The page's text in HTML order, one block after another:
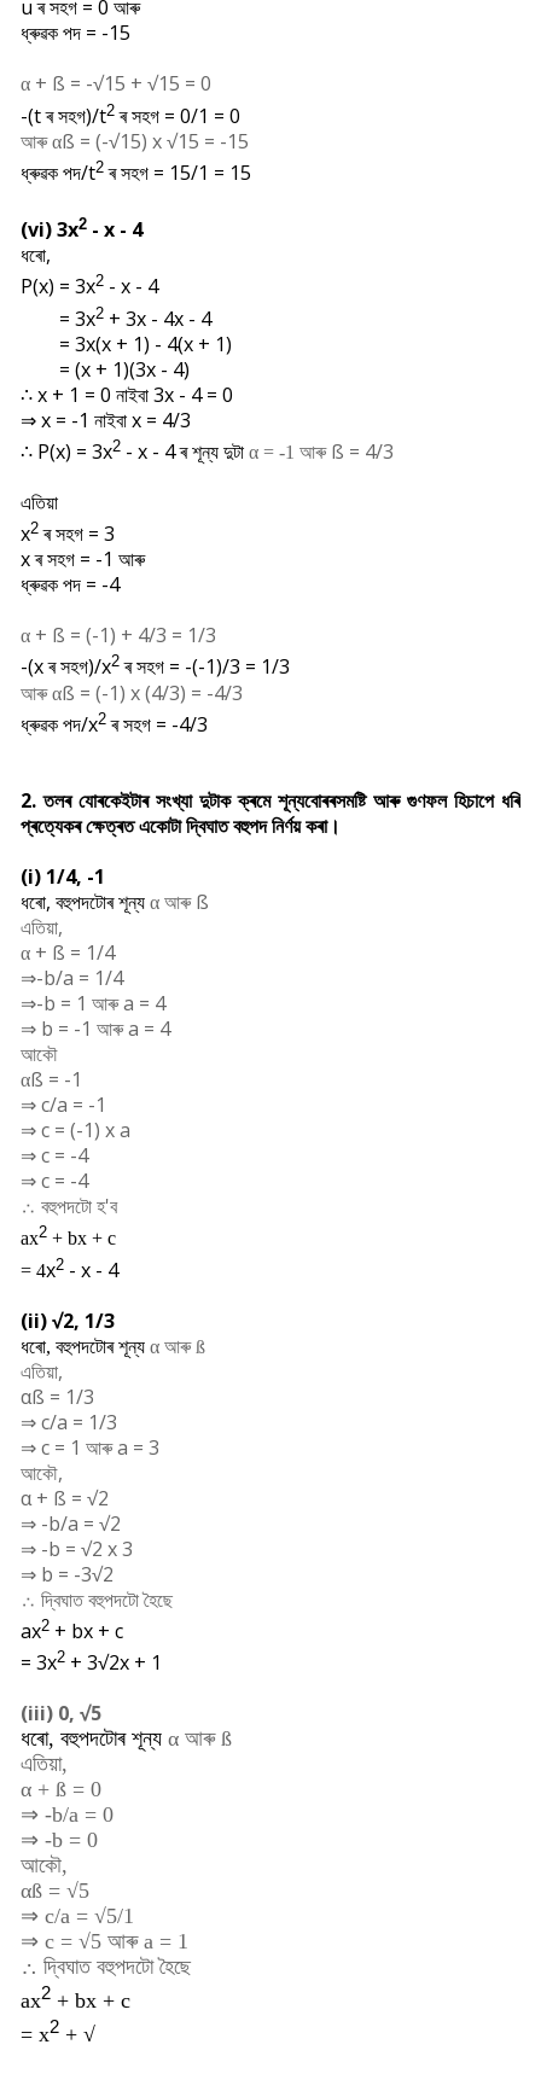
u ৰ সহগ = 0 আৰু
ধ্ৰুৱক পদ = -15
α + ß = -√15 + √15 = 0
-(t ৰ সহগ)/t2 ৰ সহগ = 0/1 = 0
আৰুαß = (-√15) x √15 = -15
ধ্ৰুৱক পদ/t2 ৰ সহগ = 15/1 = 15
(vi) 3x2 - x - 4
ধৰো,
P(x) = 3x2 - x - 4
= 3x2 + 3x - 4x - 4
= 3x(x + 1) - 4(x + 1)
= (x + 1)(3x - 4)
∴ x + 1 = 0 নাইবা 3x - 4 = 0
⇒ x = -1 নাইবা x = 4/3
∴ P(x) = 3x2 - x - 4 ৰ শূন্য দুটা α = -1 আৰুß = 4/3
এতিয়া
x2 ৰ সহগ = 3
x ৰ সহগ = -1 আৰু
ধ্ৰুৱক পদ = -4
α + ß = (-1) + 4/3 = 1/3
-(x ৰ সহগ)/x2 ৰ সহগ = -(-1)/3 = 1/3
আৰুαß = (-1) x (4/3) = -4/3
ধ্ৰুৱক পদ/x2 ৰ সহগ = -4/3
2. তলৰ যোৰকেইটাৰ সংখ্যা দুটাক ক্ৰমে শূন্যবোৰৰসমষ্টি আৰু গুণফল হিচাপে ধৰি
প্ৰত্যেকৰ ক্ষেত্ৰত একোটা দ্বিঘাত বহুপদ নিৰ্ণয় কৰা।
(i) 1/4, -1
ধৰো, বহুপদটোৰ শূন্য α আৰুß
এতিয়া,
α + ß = 1/4
⇒-b/a = 1/4
⇒-b = 1 আৰু a = 4
⇒ b = -1 আৰু a = 4
আকৌ
αß = -1
⇒ c/a = -1
⇒ c = (-1) x a
⇒ c = -4
⇒ c = -4
∴ বহুপদটো হ'ব
ax2 + bx + c
= 4x2 - x - 4
(ii) √2, 1/3
ধৰো, বহুপদটোৰ শূন্য α আৰু ß
এতিয়া,
αß = 1/3
⇒ c/a = 1/3
⇒ c = 1 আৰু a = 3
আকৌ,
α + ß = √2
⇒ -b/a = √2
⇒ -b = √2 x 3
⇒ b = -3√2
∴ দ্বিঘাত বহুপদটো হৈছে
ax2 + bx + c
= 3x2 + 3√2x + 1
(iii) 0, √5
ধৰো, বহুপদটোৰ শূন্য α আৰু ß
এতিয়া,
α + ß = 0
⇒ -b/a = 0
⇒ -b = 0
আকৌ,
αß = √5
⇒ c/a = √5/1
⇒ c = √5 আৰু a = 1
∴ দ্বিঘাত বহুপদটো হৈছে
ax2 + bx + c
= x2 + √